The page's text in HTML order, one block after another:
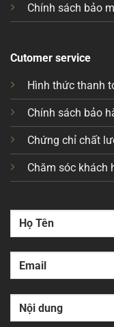
Chính sách bảo
Cutomer service
Hình thức thanh
Chính sách bảo
Chứng chỉ chất
Chăm sóc khách